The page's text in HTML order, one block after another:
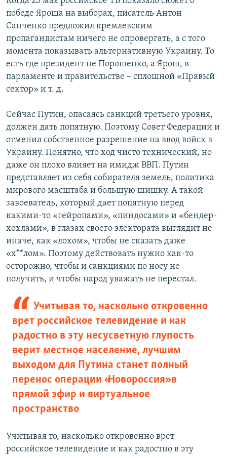
победе Яроша на выборах, писатель Антон
Санченко предложил кремлевским
пропагандистам ничего не опровергать, а с того
момента показывать альтернативную Украину. То
есть где президент не Порошенко, а Ярош, в
парламенте и правительстве – сплошной «Правый
сектор» и т. д.
Сейчас Путин, опасаясь санкций третьего уровня,
должен дать попятную. Поэтому Совет Федерации и
отменил собственное разрешение на ввод войск в
Украину. Понятно, что ход чисто технический, но
даже он плохо влияет на имидж ВВП. Путин
представляет из себя собирателя земель, политика
мирового масштаба и большую шишку. А такой
завоеватель, который дает попятную перед
какими-то «гейропами», «пиндосами» и «бендер-
хохлами», в глазах своего электората выглядит не
иначе, как «лохом», чтобы не сказать даже
«х**лом». Поэтому действовать нужно как-то
осторожно, чтобы и санкциями по носу не
получить, и чтобы народ уважать не перестал.
Учитывая то, насколько откровенно
врет российское телевидение и как
радостно в эту несусветную глупость
верит местное население, лучшим
выходом для Путина станет полный
перенос операции «Новороссия» в
прямой эфир и виртуальное
пространство
Учитывая то, насколько откровенно врет
российское телевидение и как радостно в эту